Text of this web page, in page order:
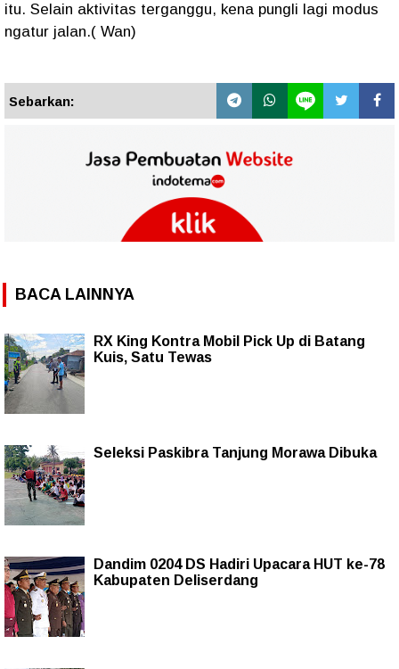
itu. Selain aktivitas terganggu, kena pungli lagi modus
ngatur jalan.( Wan)
Sebarkan:
BACA LAINNYA
RX King Kontra Mobil Pick Up di Batang
Kuis, Satu Tewas
Seleksi Paskibra Tanjung Morawa Dibuka
Dandim 0204 DS Hadiri Upacara HUT ke-78
Kabupaten Deliserdang